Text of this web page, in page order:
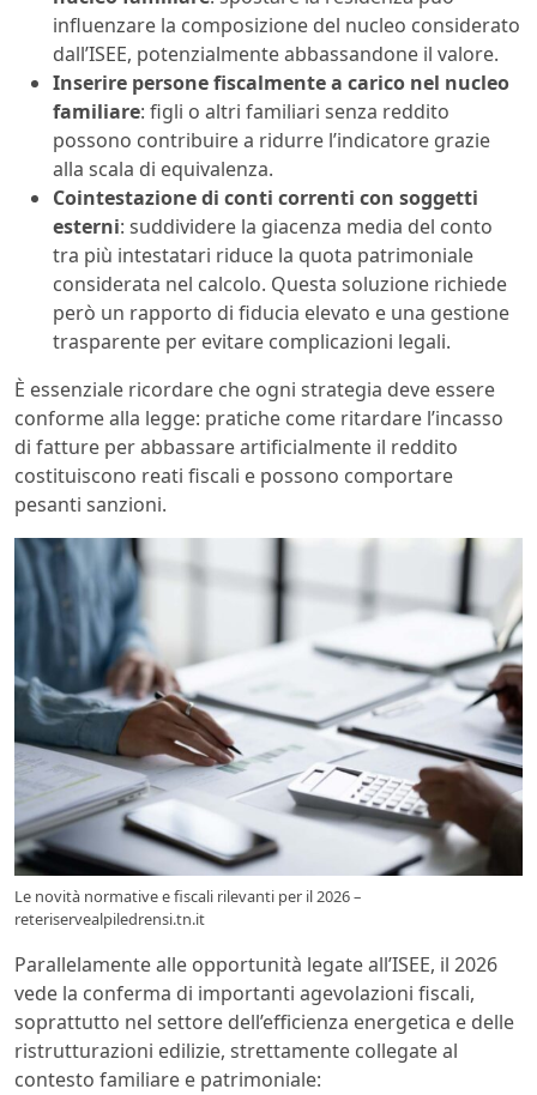
influenzare la composizione del nucleo considerato
dall’ISEE, potenzialmente abbassandone il valore.
Inserire persone fiscalmente a carico nel nucleo
familiare: figli o altri familiari senza reddito
possono contribuire a ridurre l’indicatore grazie
alla scala di equivalenza.
Cointestazione di conti correnti con soggetti
esterni: suddividere la giacenza media del conto
tra più intestatari riduce la quota patrimoniale
considerata nel calcolo. Questa soluzione richiede
però un rapporto di fiducia elevato e una gestione
trasparente per evitare complicazioni legali.
È essenziale ricordare che ogni strategia deve essere
conforme alla legge: pratiche come ritardare l’incasso
di fatture per abbassare artificialmente il reddito
costituiscono reati fiscali e possono comportare
pesanti sanzioni.
Le novità normative e fiscali rilevanti per il 2026 –
reteriservealpiledrensi.tn.it
Parallelamente alle opportunità legate all’ISEE, il 2026
vede la conferma di importanti agevolazioni fiscali,
soprattutto nel settore dell’efficienza energetica e delle
ristrutturazioni edilizie, strettamente collegate al
contesto familiare e patrimoniale: